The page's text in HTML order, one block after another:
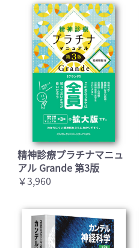
精神診療プラチナマニュ
アル Grande 第3版
￥3,960